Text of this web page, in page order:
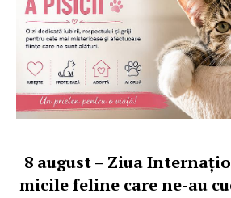
8 august – Ziua
micile feline care ne-au